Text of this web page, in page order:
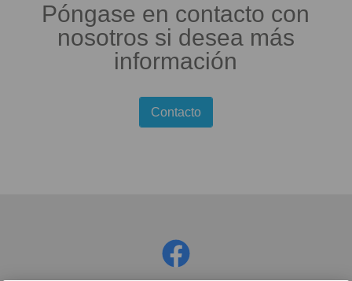
Póngase en contacto con
nosotros si desea más
información
Contacto